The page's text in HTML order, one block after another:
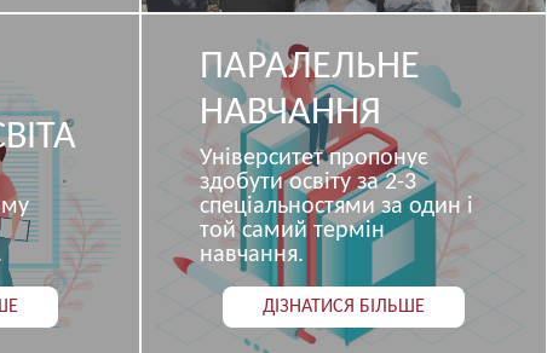
ДІЗНАТИСЯ БІЛЬШЕ
ПАРАЛЕЛЬНЕ
НАВЧАННЯ
Університет пропонує
здобути освіту за 2-3
спеціальностями за один і
той самий термін
навчання.